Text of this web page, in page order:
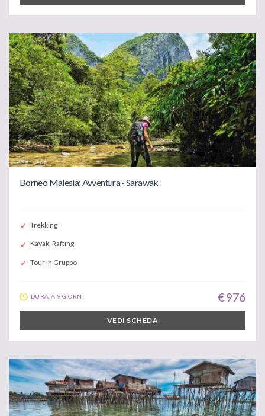
Borneo Malesia: Avventura - Sarawak
Trekking
Kayak, Rafting
Tour in Gruppo
DURATA 9 GIORNI € 976
VEDI SCHEDA